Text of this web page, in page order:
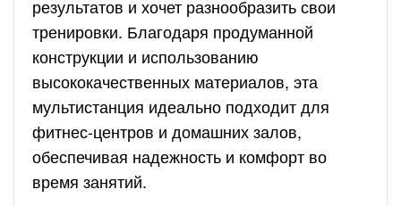
результатов и хочет разнообразить свои
тренировки. Благодаря продуманной
конструкции и использованию
высококачественных материалов, эта
мультистанция идеально подходит для
фитнес-центров и домашних залов,
обеспечивая надежность и комфорт во
время занятий.